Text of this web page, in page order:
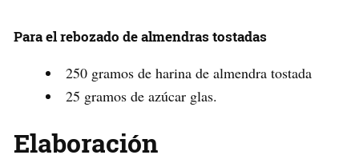
Para el rebozado de almendras tostadas
250 gramos de harina de almendra tostada
25 gramos de azúcar glas.
Elaboración